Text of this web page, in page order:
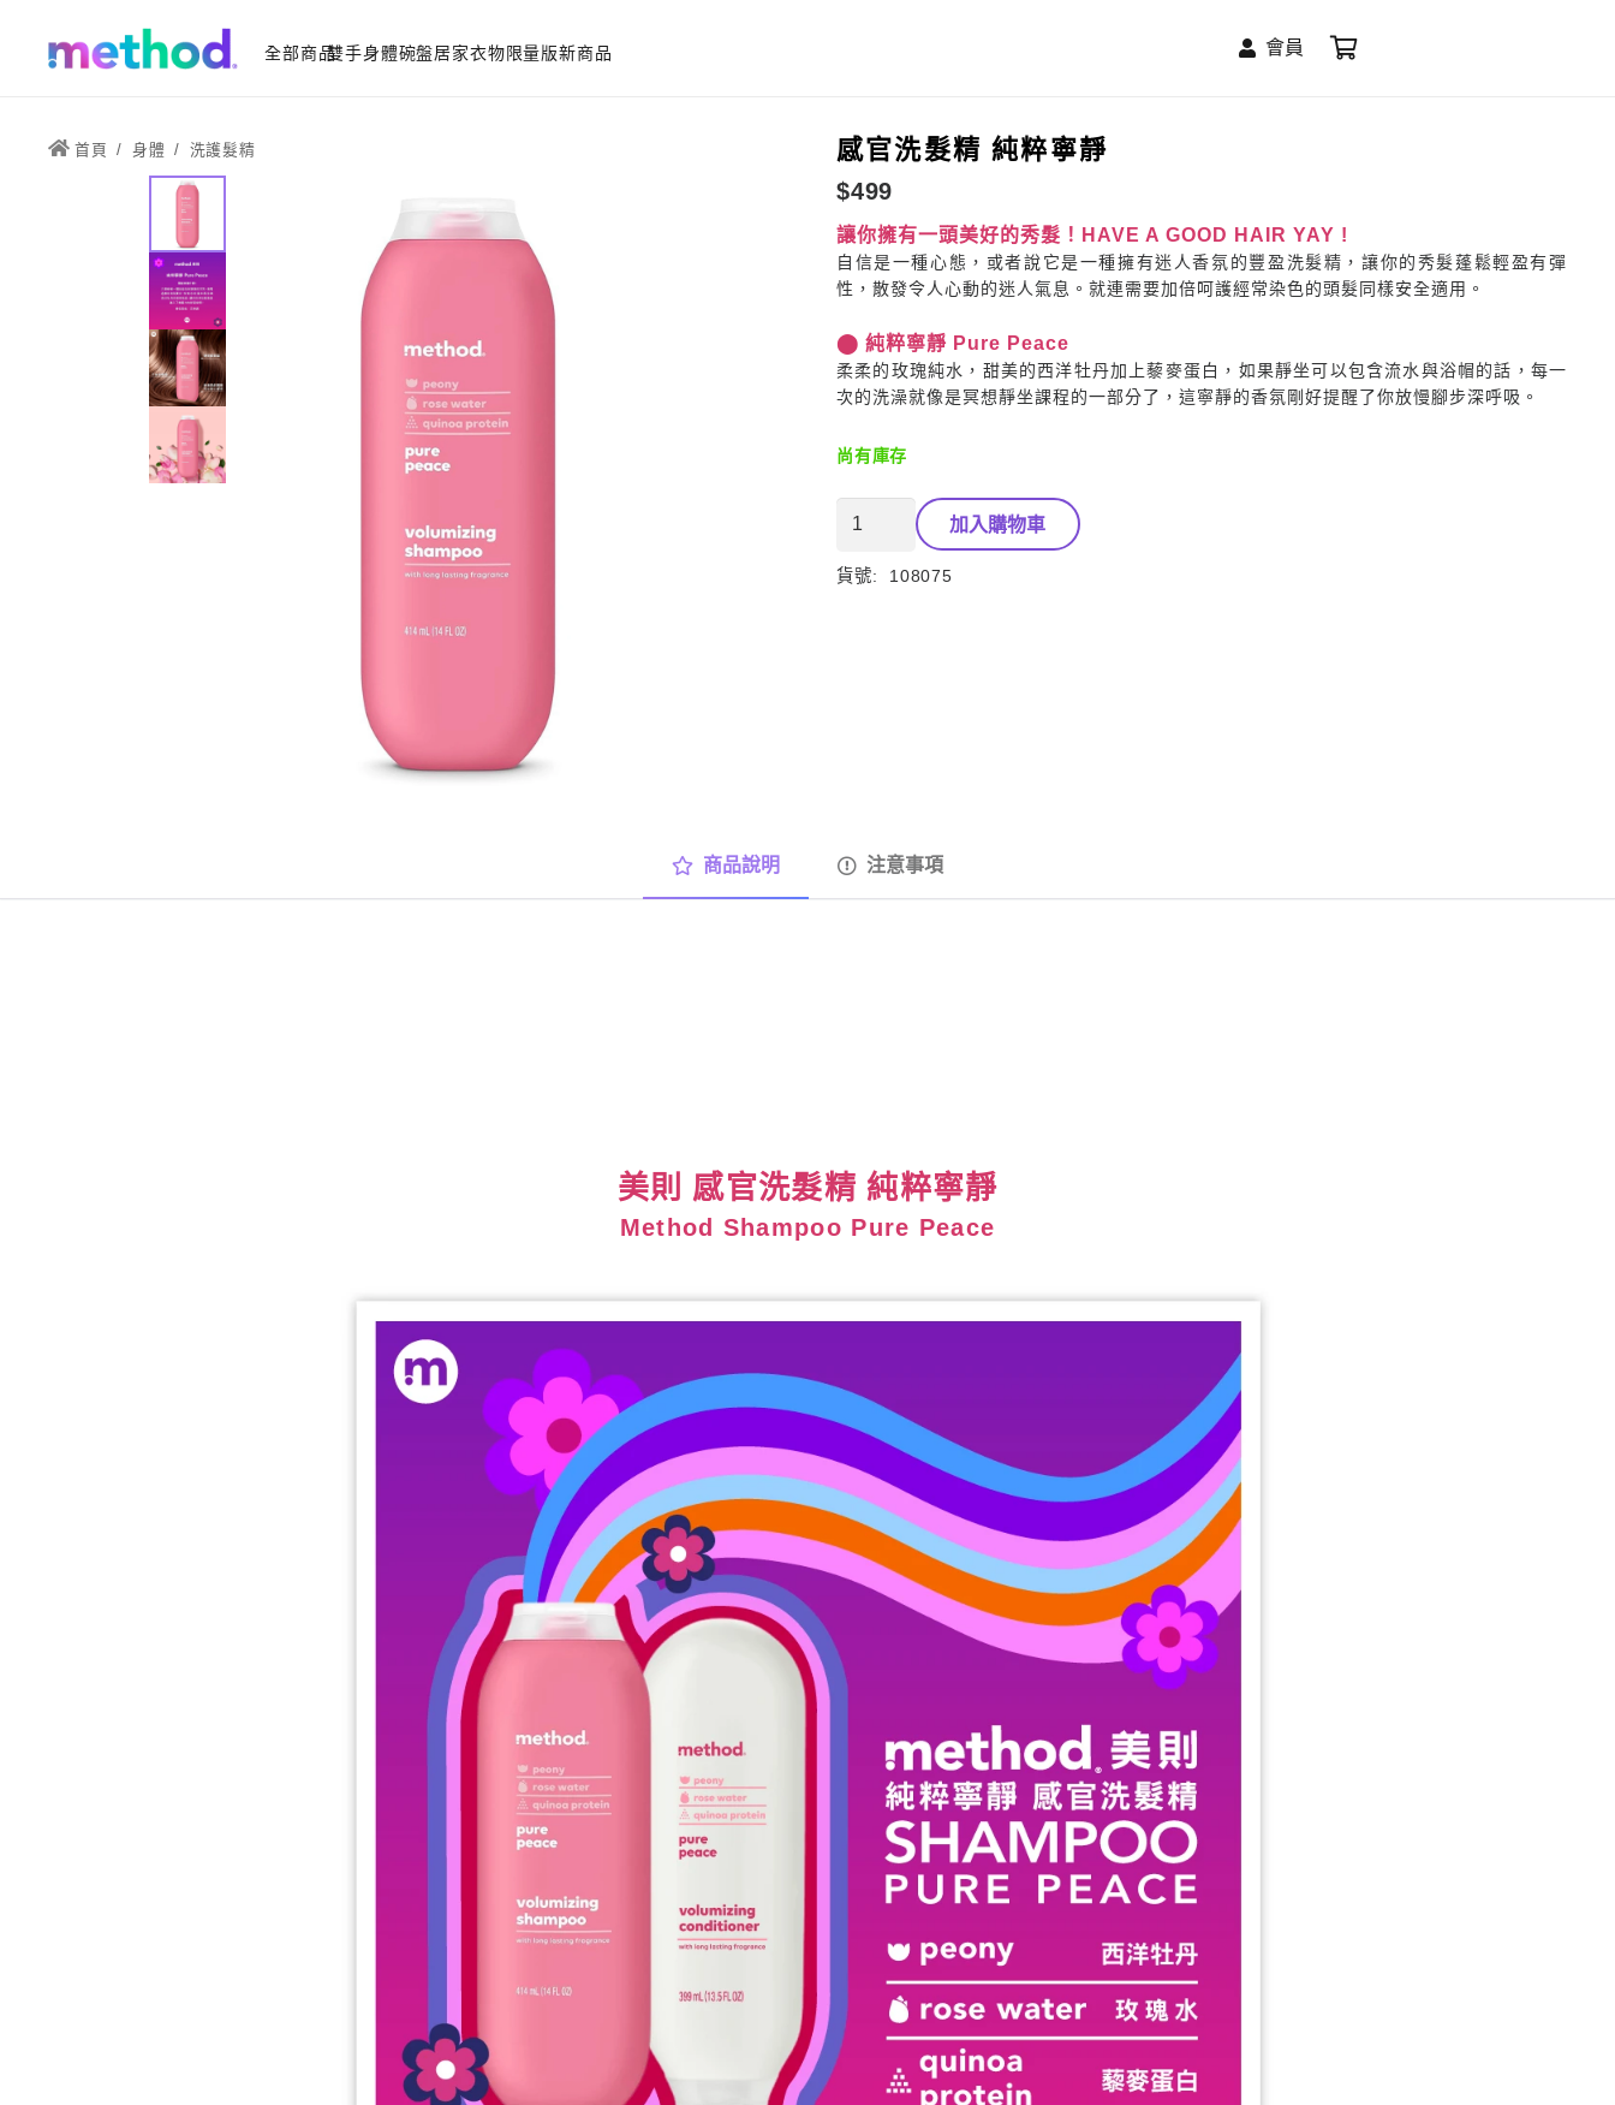
全部商品雙手身體碗盤居家衣物限量版新商品 會員
首頁 / 身體 / 洗護髮精 感官洗髮精 純粹寧靜
$499
讓你擁有一頭美好的秀髮！HAVE A GOOD HAIR YAY !
自信是一種心態，或者說它是一種擁有迷人香氛的豐盈洗髮精，讓你的秀髮蓬鬆輕盈有彈
性，散發令人心動的迷人氣息。就連需要加倍呵護經常染色的頭髮同樣安全適用。
⬤ 純粹寧靜 Pure Peace
柔柔的玫瑰純水，甜美的西洋牡丹加上藜麥蛋白，如果靜坐可以包含流水與浴帽的話，每一
次的洗澡就像是冥想靜坐課程的一部分了，這寧靜的香氛剛好提醒了你放慢腳步深呼吸。
尚有庫存
洗
加入購物車
貨號: 108075
商品說明 注意事項
美則 感官洗髮精 純粹寧靜
Method Shampoo Pure Peace